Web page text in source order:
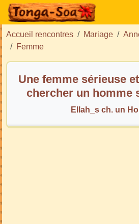
Accueil rencontres Mariage
Femme
Une femme sérieuse
chercher un homme
une vie
Ellah_s ch. un